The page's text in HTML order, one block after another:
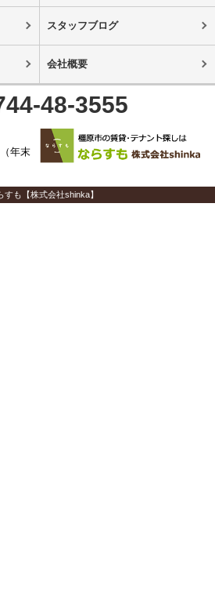
スタッフブログ
会社概要
48-3555
年末
すも【株式会社shinka】